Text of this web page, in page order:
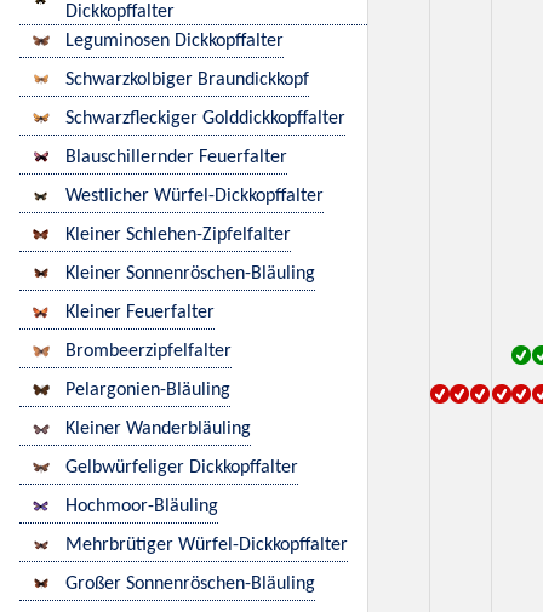
Dickkopffalter
Leguminosen Dickkopffalter
Schwarzkolbiger Braundickkopf
Schwarzfleckiger Golddickkopffalter
Blauschillernder Feuerfalter
Westlicher Würfel-Dickkopffalter
Kleiner Schlehen-Zipfelfalter
Kleiner Sonnenröschen-Bläuling
Kleiner Feuerfalter
Brombeerzipfelfalter
Pelargonien-Bläuling
Kleiner Wanderbläuling
Gelbwürfeliger Dickkopffalter
Hochmoor-Bläuling
Mehrbrütiger Würfel-Dickkopffalter
Großer Sonnenröschen-Bläuling